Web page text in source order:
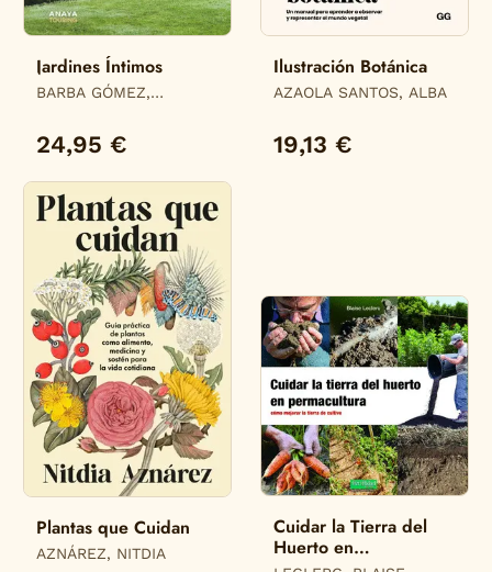
Jardines Íntimos
BARBA GÓMEZ,
24,95 €
Ilustración Botánica
AZAOLA SANTOS, ALBA
19,13 €
Plantas que Cuidan
AZNÁREZ, NITDIA
Cuidar la Tierra del
Huerto en